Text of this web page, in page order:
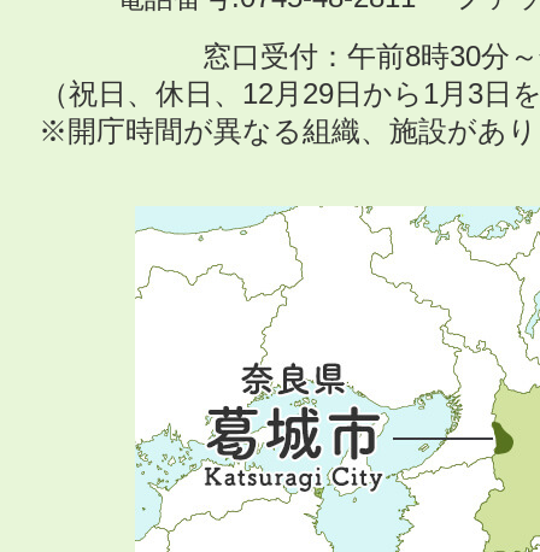
窓口受付：午前8時30分
（祝日、休日、12月29日から1月3日
※開庁時間が異なる組織、施設があ